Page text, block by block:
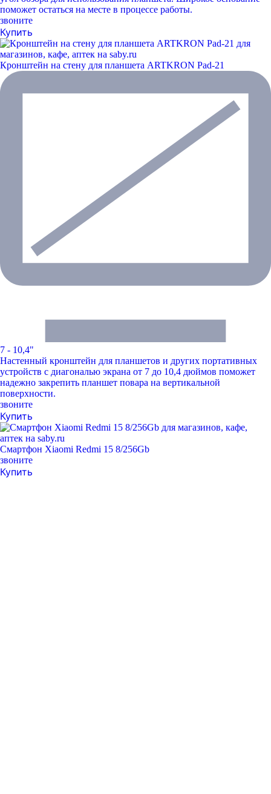
поможет остаться на месте в процессе работы.
звоните
Купить
Кронштейн на стену для планшета ARTKRON Pad-21
7 - 10,4"
Настенный кронштейн для планшетов и других портативных
устройств с диагональю экрана от 7 до 10,4 дюймов поможет
надежно закрепить планшет повара на вертикальной
поверхности.
звоните
Купить
Смартфон Xiaomi Redmi 15 8/256Gb
звоните
Купить